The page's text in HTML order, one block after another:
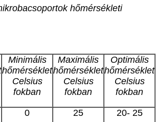
hőmérsékleti
Minimális
hőmérséklet
Celsius
fokban
Maximális
hőmérséklet
Celsius
fokban
Optimális
hőmérséklet
Celsius
fokban
0 25 20- 25